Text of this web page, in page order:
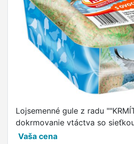
Lojsemenné gule z radu
dokrmovanie vtáctva so
Vaša cena